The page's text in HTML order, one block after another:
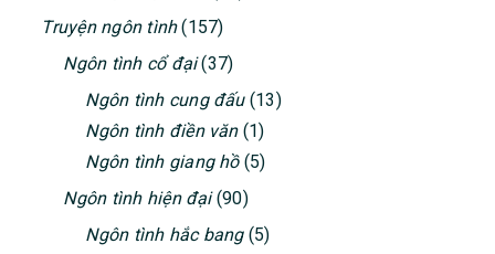
Truyện ngôn tình(157)
Ngôn tình cổ đại(37)
Ngôn tình cung đấu(13)
Ngôn tình điền văn(1)
Ngôn tình giang hồ(5)
Ngôn tình hiện đại(90)
Ngôn tình hắc bang(5)